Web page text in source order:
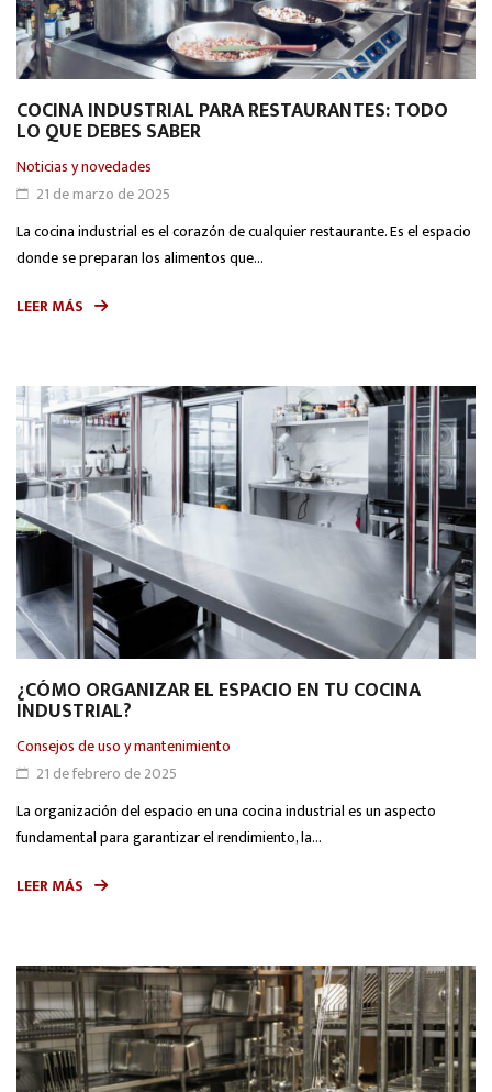
COCINA INDUSTRIAL PARA RESTAURANTES: TODO
LO QUE DEBES SABER
Noticias y novedades
21 de marzo de 2025
La cocina industrial es el corazón de cualquier restaurante. Es el espacio
donde se preparan los alimentos que...
LEER MÁS
¿CÓMO ORGANIZAR EL ESPACIO EN TU COCINA
INDUSTRIAL?
Consejos de uso y mantenimiento
21 de febrero de 2025
La organización del espacio en una cocina industrial es un aspecto
fundamental para garantizar el rendimiento, la...
LEER MÁS